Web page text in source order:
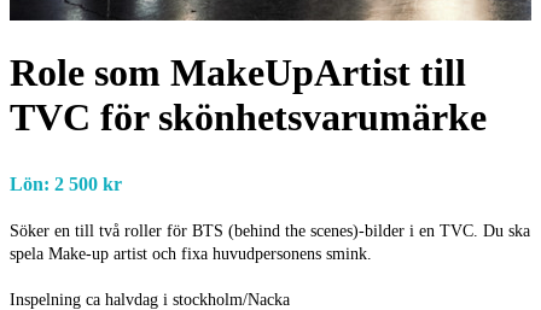
Role som MakeUpArtist till
TVC för skönhetsvarumärke
Lön: 2 500 kr
Söker en till två roller för BTS (behind the scenes)-bilder i en TVC. Du ska
spela Make-up artist och fixa huvudpersonens smink.
Inspelning ca halvdag i stockholm/Nacka